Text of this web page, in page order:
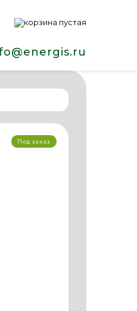
Под заказ